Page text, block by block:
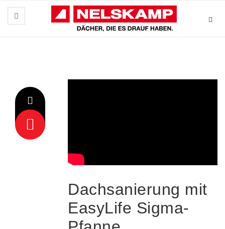
Dachsanierung mit
EasyLife Sigma-